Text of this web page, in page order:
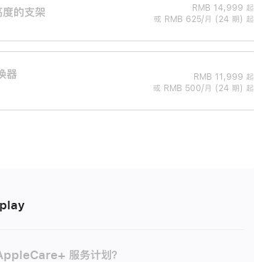
的支‍架 RMB 14,999 起
或 RMB 625/月 (24 期) 起
器 RMB 11,999 起
或 RMB 500/月 (24 期) 起
服务计划？